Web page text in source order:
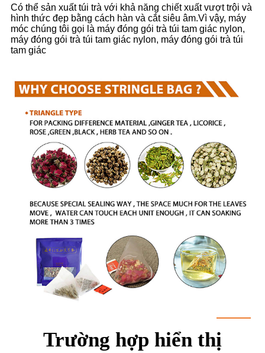
Có thể sản xuất túi trà với khả năng chiết xuất vượt trội và
hình thức đẹp bằng cách hàn và cắt siêu âm.Vì vậy, máy
móc chúng tôi gọi là máy đóng gói trà túi tam giác nylon,
máy đóng gói trà túi tam giác nylon, máy đóng gói trà túi
tam giác
Trường hợp hiển thị